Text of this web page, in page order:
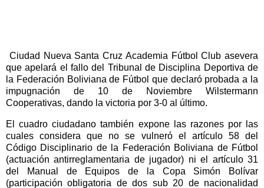
Ciudad Nueva Santa Cruz Academia Fútbol Club asevera
que apelará el fallo del Tribunal de Disciplina Deportiva de
la Federación Boliviana de Fútbol que declaró probada a la
impugnación de 10 de Noviembre Wilstermann
Cooperativas, dando la victoria por 3-0 al último.
El cuadro ciudadano también expone las razones por las
cuales considera que no se vulneró el artículo 58 del
Código Disciplinario de la Federación Boliviana de Fútbol
(actuación antirreglamentaria de jugador) ni el artículo 31
del Manual de Equipos de la Copa Simón Bolívar
(participación obligatoria de dos sub 20 de nacionalidad